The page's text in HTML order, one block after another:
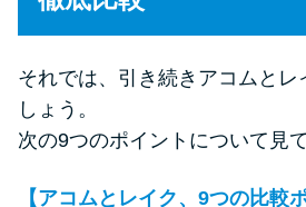
それでは、引き続きアコムとレ
しょう。
次の9つのポイントについて見
【アコムとレイク、9つの比較